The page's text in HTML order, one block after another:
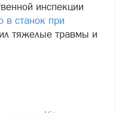
инспекции
в станок при
тяжелые травмы и